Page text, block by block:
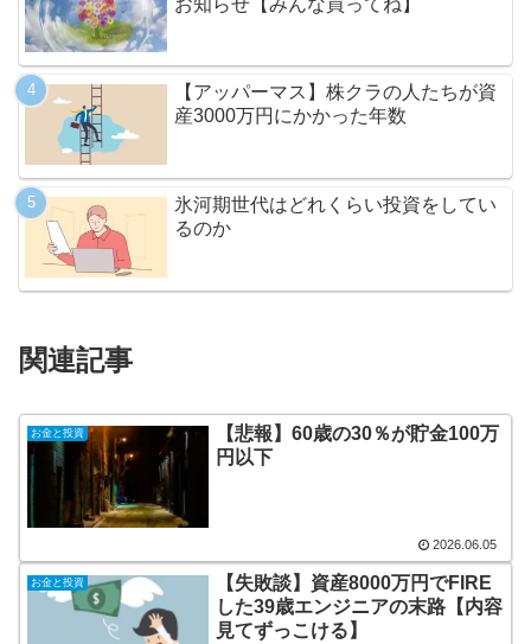
【アッパーマス】株クラの人たちが資
産3000万円にかかった年数
氷河期世代はどれくらい投資をしてい
るのか
関連記事
お金と投資
【悲報】60歳の30％が貯金100万
円以下
2026.06.05
お金と投資
【失敗談】資産8000万円でFIRE
した39歳エンジニアの末路【内容
見てずっこける】